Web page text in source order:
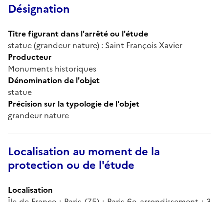
Désignation
Titre figurant dans l'arrêté ou l'étude
statue (grandeur nature) : Saint François Xavier
Producteur
Monuments historiques
Dénomination de l'objet
statue
Précision sur la typologie de l'objet
grandeur nature
Localisation au moment de la
protection ou de l'étude
Localisation